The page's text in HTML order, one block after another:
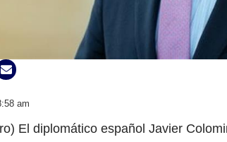
am
El diplomático español Javier